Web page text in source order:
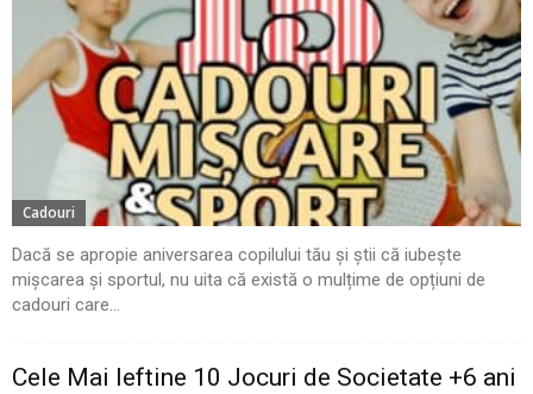
Cadouri
Dacă se apropie aniversarea copilului tău și știi că iubește
mișcarea și sportul, nu uita că există o mulțime de opțiuni de
cadouri care...
Cele Mai Ieftine 10 Jocuri de Societate +6 ani